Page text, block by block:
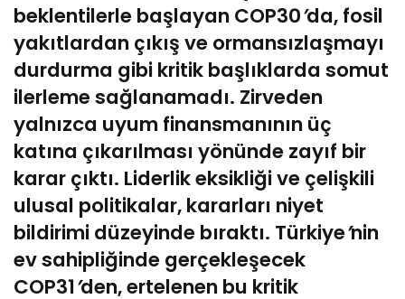
beklentilerle başlayan COP30’da, fosil
yakıtlardan çıkış ve ormansızlaşmayı
durdurma gibi kritik başlıklarda somut
ilerleme sağlanamadı. Zirveden
yalnızca uyum finansmanının üç
katına çıkarılması yönünde zayıf bir
karar çıktı. Liderlik eksikliği ve çelişkili
ulusal politikalar, kararları niyet
bildirimi düzeyinde bıraktı. Türkiye’nin
ev sahipliğinde gerçekleşecek
COP31’den, ertelenen bu kritik